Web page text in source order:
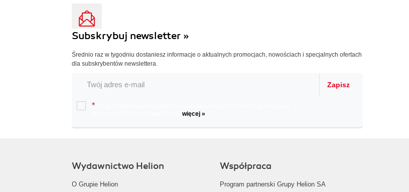
Subskrybuj newsletter »
Średnio raz w tygodniu dostaniesz informacje o aktualnych promocjach, nowościach i specjalnych ofertach
dla subskrybentów newslettera.
Zapisz
*
więcej »
Wydawnictwo Helion
O Grupie Helion
Współpraca
Program partnerski Grupy Helion SA